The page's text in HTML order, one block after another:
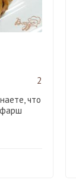
2
что
фарш